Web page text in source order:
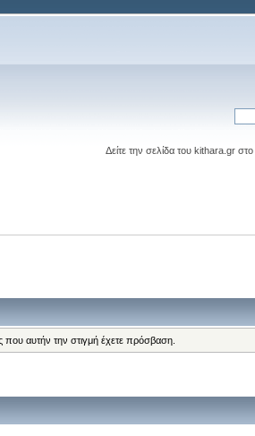
Δείτε την σελίδα του kithara.gr στο
που αυτήν την στιγμή έχετε πρόσβαση.